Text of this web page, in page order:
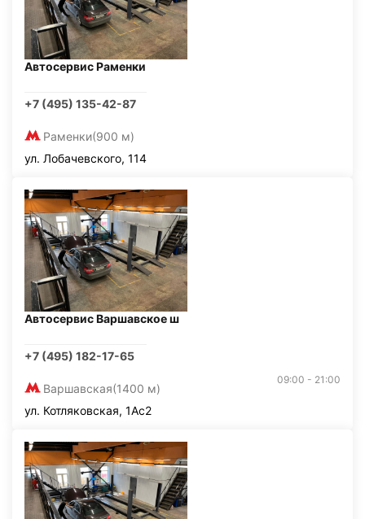
Автосервис Раменки
+7 (495) 135-42-87
Раменки(900 м)
ул. Лобачевского, 114
Автосервис Варшавское ш
+7 (495) 182-17-65
Варшавская(1400 м)
09:00 - 21:00
ул. Котляковская, 1Ас2